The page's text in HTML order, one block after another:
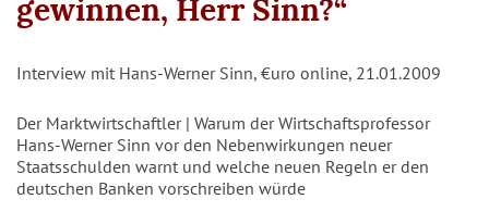
gewinnen, Herr Sinn?“
Interview mit Hans-Werner Sinn, €uro online, 21.01.2009
Der Marktwirtschaftler | Warum der Wirtschaftsprofessor
Hans-Werner Sinn vor den Nebenwirkungen neuer
Staatsschulden warnt und welche neuen Regeln er den
deutschen Banken vorschreiben würde